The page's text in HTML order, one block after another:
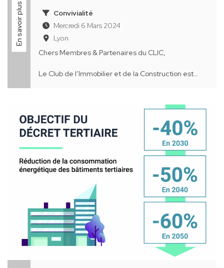
En savoir plus
Convivialité
Mercredi 6 Mars 2024
Lyon
Chers Membres & Partenaires du CLIC,
Le Club de l’Immobilier et de la Construction est
Rendez-vous au CAUSOIR situé 45 rue Barrier à Lyon
6ème : l’occasion de rencontrer les nouveaux
membres du CLIC, se présenter et passer un
moment convivial.
Nous vous attendons nombreux !
Cliquement Vôtre,
Le Bureau du CLIC